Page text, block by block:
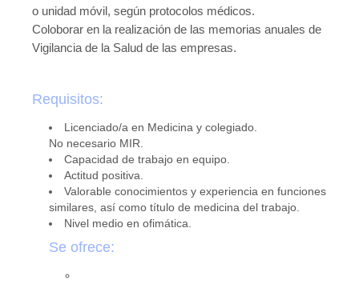
Publicaciones de otros colectivos
Prevencionistas
Novedades del consejo
Novedades de asociaciones
Novedades legislativas
Novedades tecnicas
Vídeos youtube
o unidad móvil, según protocolos médicos.
Coloborar en la realización de las memorias anuales de
Vigilancia de la Salud de las empresas.
Requisitos:
Licenciado/a en Medicina y colegiado.
No necesario MIR.
Capacidad de trabajo en equipo.
Actitud positiva.
Valorable conocimientos y experiencia en funciones
similares, así como título de medicina del trabajo.
Nivel medio en ofimática.
Se ofrece: